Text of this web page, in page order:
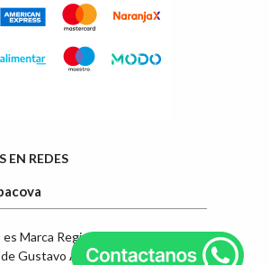
EN REDES
Marca Registrada en INPI
Gustavo Ángel Ibarra